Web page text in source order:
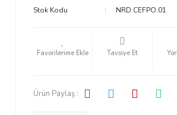
Stok Kodu
NRD.CEFPO.01
Tavsiye Et
Ürün Paylaş :